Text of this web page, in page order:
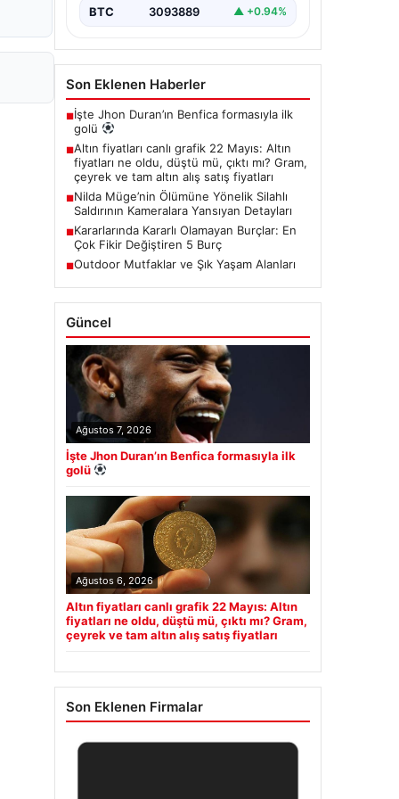
BTC 3093889 ▲ +0.94%
Son Eklenen Haberler
■İşte Jhon Duran’ın Benfica formasıyla ilk
golü
■Altın fiyatları canlı grafik 22 Mayıs: Altın
fiyatları ne oldu, düştü mü, çıktı mı? Gram,
çeyrek ve tam altın alış satış fiyatları
■Nilda Müge’nin Ölümüne Yönelik Silahlı
Saldırının Kameralara Yansıyan Detayları
■Kararlarında Kararlı Olamayan Burçlar: En
Çok Fikir Değiştiren 5 Burç
■Outdoor Mutfaklar ve Şık Yaşam Alanları
Güncel
Ağustos 7, 2026
İşte Jhon Duran’ın Benfica formasıyla ilk
golü
Ağustos 6, 2026
Altın fiyatları canlı grafik 22 Mayıs: Altın
fiyatları ne oldu, düştü mü, çıktı mı? Gram,
çeyrek ve tam altın alış satış fiyatları
Son Eklenen Firmalar